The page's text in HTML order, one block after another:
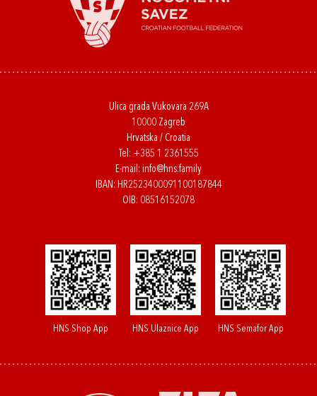
Ulica grada Vukovara 269A
10000 Zagreb
Hrvatska / Croatia
Tel: +385 1 2361555
E-mail: info@hns.family
IBAN: HR2523400091100187844
OIB: 08516152078
HNS Shop App HNS Ulaznice App HNS Semafor App